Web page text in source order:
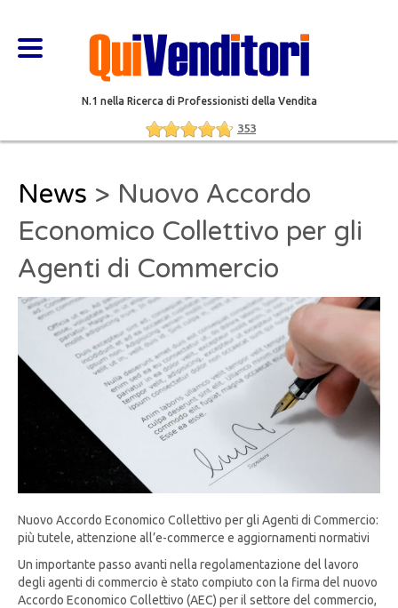
N.1 nella Ricerca di Professionisti della Vendita
353
News > Nuovo Accordo
Economico Collettivo per gli
Agenti di Commercio
Nuovo Accordo Economico Collettivo per gli Agenti di Commercio:
più tutele, attenzione all’e-commerce e aggiornamenti normativi
Un importante passo avanti nella regolamentazione del lavoro
degli agenti di commercio è stato compiuto con la firma del nuovo
Accordo Economico Collettivo (AEC) per il settore del commercio,